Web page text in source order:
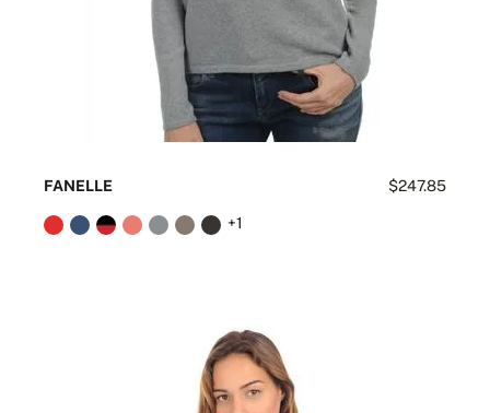
$247.85
FANELLE
+1